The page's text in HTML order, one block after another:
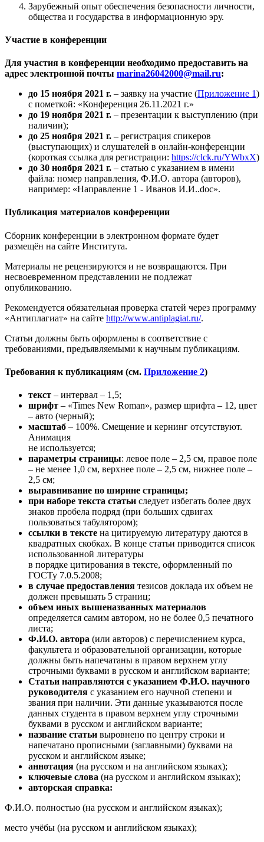
Зарубежный опыт обеспечения безопасности личности,
общества и государства в информационную эру.
Участие в конференции
Для участия в конференции необходимо предоставить на
адрес электронной почты marina26042000@mail.ru:
до 15 ноября 2021 г. – заявку на участие (Приложение 1)
с пометкой: «Конференция 26.11.2021 г.»
до 19 ноября 2021 г. – презентации к выступлению (при
наличии);
до 25 ноября 2021 г. –регистрация спикеров
(выступающих) и слушателей в онлайн-конференции
(короткая ссылка для регистрации: https://clck.ru/YWbxX)
до 30 ноября 2021 г. – статью с указанием в имени
файла: номер направления, Ф.И.О. автора (авторов),
например: «Направление 1 - Иванов И.И..doc».
Публикация материалов конференции
Сборник конференции в электронном формате будет
размещён на сайте Института.
Материалы не рецензируются и не возвращаются. При
несвоевременном представлении не подлежат
опубликованию.
Рекомендуется обязательная проверка статей через программу
«Антиплагиат» на сайте http://www.antiplagiat.ru/.
Статьи должны быть оформлены в соответствие с
требованиями, предъявляемыми к научным публикациям.
Требования к публикациям (см. Приложение 2)
текст – интервал – 1,5;
шрифт – «Times New Roman», размер шрифта – 12, цвет
– авто (черный);
масштаб – 100%. Смещение и кернинг отсутствуют.
Анимация
не используется;
параметры страницы: левое поле – 2,5 см, правое поле
– не менее 1,0 см, верхнее поле – 2,5 см, нижнее поле –
2,5 см;
выравнивание по ширине страницы;
при наборе текста статьи следует избегать более двух
знаков пробела подряд (при больших сдвигах
пользоваться табулятором);
ссылки в тексте на цитируемую литературу даются в
квадратных скобках. В конце статьи приводится список
использованной литературы
в порядке цитирования в тексте, оформленный по
ГОСТу 7.0.5.2008;
в случае предоставления тезисов доклада их объем не
должен превышать 5 страниц;
объем иных вышеназванных материалов
определяется самим автором, но не более 0,5 печатного
листа;
Ф.И.О. автора (или авторов) с перечислением курса,
факультета и образовательной организации, которые
должны быть напечатаны в правом верхнем углу
строчными буквами в русском и английском варианте;
Статьи направляются с указанием Ф.И.О. научного
руководителя с указанием его научной степени и
звания при наличии. Эти данные указываются после
данных студента в правом верхнем углу строчными
буквами в русском и английском варианте;
название статьи выровнено по центру строки и
напечатано прописными (заглавными) буквами на
русском и английском языке;
аннотация (на русском и на английском языках);
ключевые слова (на русском и английском языках);
авторская справка:
Ф.И.О. полностью (на русском и английском языках);
место учёбы (на русском и английском языках);